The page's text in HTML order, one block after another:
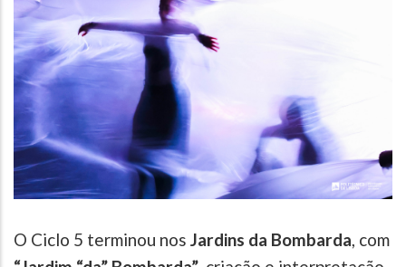
O Ciclo 5 terminou nos Jardins da Bombarda, com